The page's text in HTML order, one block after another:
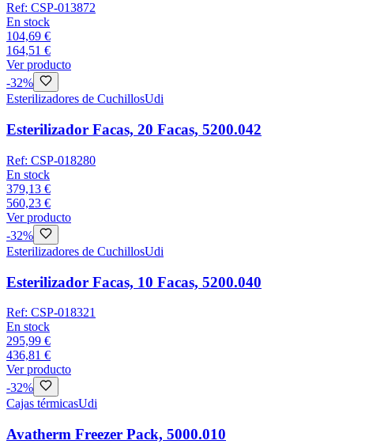
Ref: CSP-013872
En stock
104,69 €
164,51 €
Ver producto
-32%
Esterilizadores de CuchillosUdi
Esterilizador Facas, 20 Facas, 5200.042
Ref: CSP-018280
En stock
379,13 €
560,23 €
Ver producto
-32%
Esterilizadores de CuchillosUdi
Esterilizador Facas, 10 Facas, 5200.040
Ref: CSP-018321
En stock
295,99 €
436,81 €
Ver producto
-32%
Cajas térmicasUdi
Avatherm Freezer Pack, 5000.010